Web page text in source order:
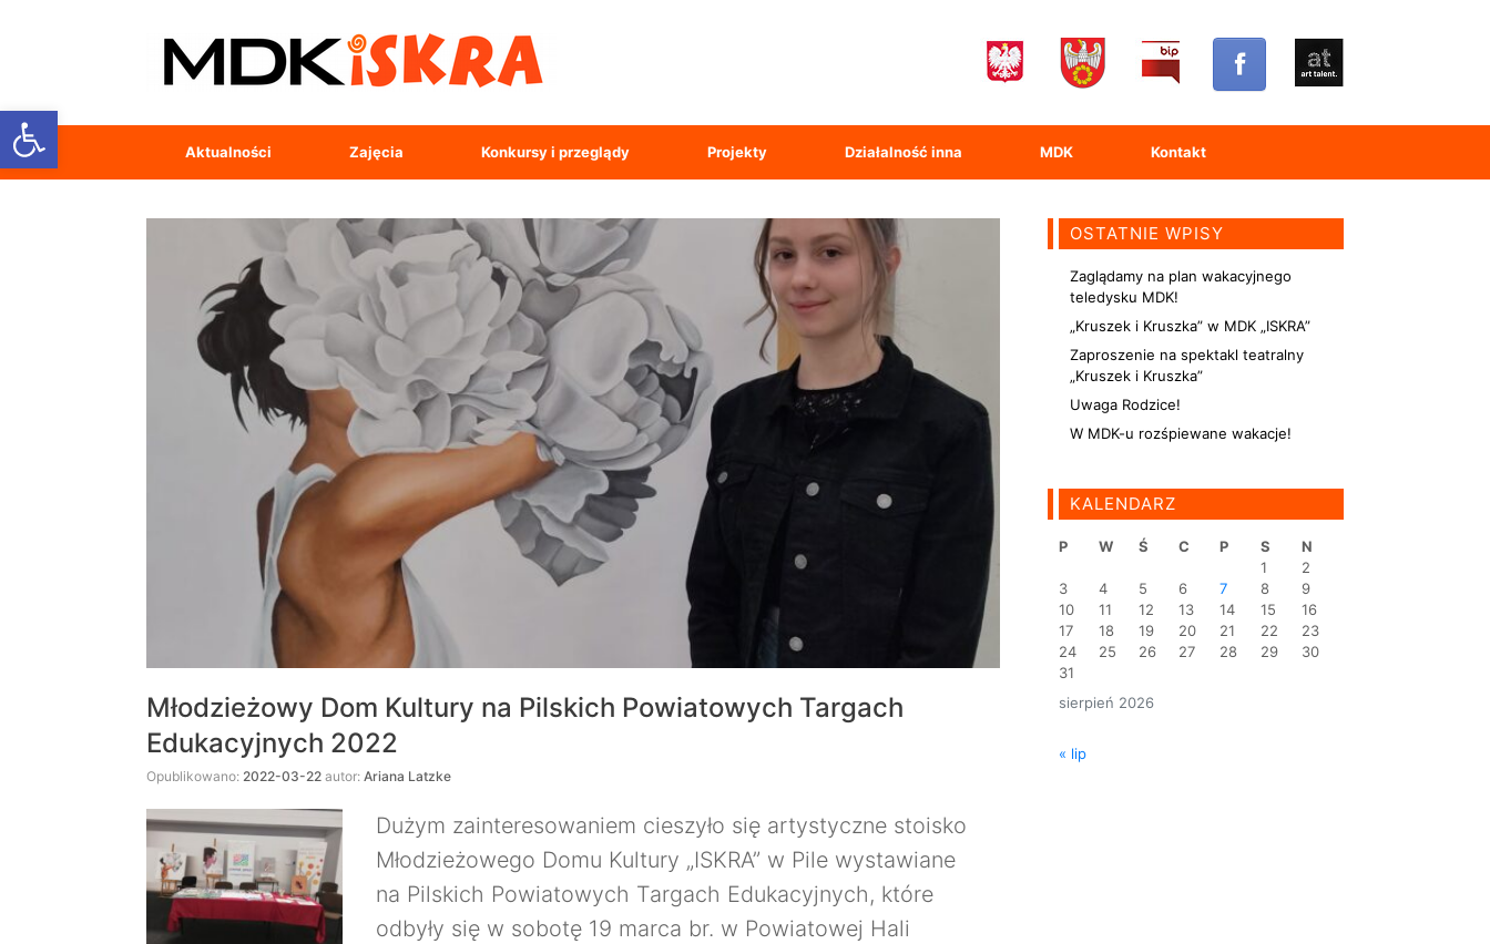
Open toolbar
Aktualności Zajęcia Konkursy i przeglądy Projekty Działalność inna MDK Kontakt
Młodzieżowy Dom Kultury na Pilskich Powiatowych Targach
Edukacyjnych 2022
Opublikowano: 2022-03-22 autor: Ariana Latzke
Dużym zainteresowaniem cieszyło się artystyczne stoisko
Młodzieżowego Domu Kultury „ISKRA” w Pile wystawiane
na Pilskich Powiatowych Targach Edukacyjnych, które
odbyły się w sobotę 19 marca br. w Powiatowej Hali
OSTATNIE WPISY
Zaglądamy na plan wakacyjnego
teledysku MDK!
„Kruszek i Kruszka” w MDK „ISKRA”
Zaproszenie na spektakl teatralny
„Kruszek i Kruszka”
Uwaga Rodzice!
W MDK-u rozśpiewane wakacje!
KALENDARZ
sierpień 2026
P W Ś C P S
N
1
2
3
4 5 6 7 8
9
10
11 12 13 14 15
16
17
18 19 20 21 22
23
24
25 26 27 28 29
30
31
« lip